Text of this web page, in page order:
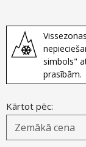
Riepu
Riepas uz
simbols"
prasībām.
Kārtot pēc: